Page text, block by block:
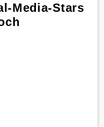
Media-Stars